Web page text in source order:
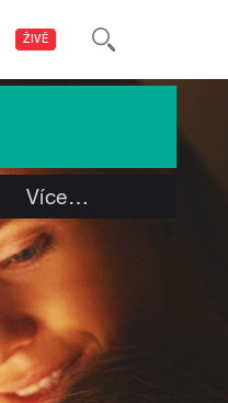
ŽIVĚ
Více…